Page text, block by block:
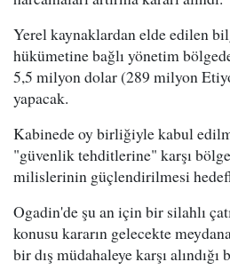
Yerel kaynaklardan elde edilen
hükümetine bağlı yönetim
5,5 milyon dolar (289 milyon
yapacak.
Kabinede oy birliğiyle kabul
"güvenlik tehditlerine" karşı
milislerinin güçlendirilmesi
Ogadin'de şu an için bir silahlı
konusu kararın gelecekte
bir dış müdahaleye karşı